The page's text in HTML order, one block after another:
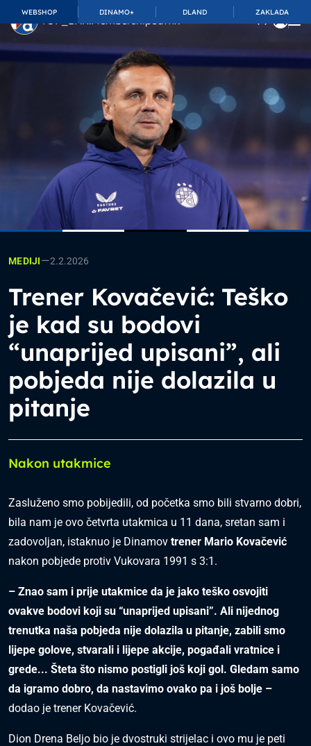
WEBSHOP DINAMO+ DLAND ZAKLADA
TOP_BAR.MembershipSuffix
MEDIJI—2.2.2026
Trener Kovačević: Teško
je kad su bodovi
“unaprijed upisani”, ali
pobjeda nije dolazila u
pitanje
Nakon utakmice
Zasluženo smo pobijedili, od početka smo bili stvarno dobri,
bila nam je ovo četvrta utakmica u 11 dana, sretan sam i
zadovoljan, istaknuo je Dinamov trener Mario Kovačević
nakon pobjede protiv Vukovara 1991 s 3:1.
– Znao sam i prije utakmice da je jako teško osvojiti
ovakve bodovi koji su “unaprijed upisani”. Ali nijednog
trenutka naša pobjeda nije dolazila u pitanje, zabili smo
lijepe golove, stvarali i lijepe akcije, pogađali vratnice i
grede... Šteta što nismo postigli još koji gol. Gledam samo
da igramo dobro, da nastavimo ovako pa i još bolje –
dodao je trener Kovačević.
Dion Drena Beljo bio je dvostruki strijelac i ovo mu je peti